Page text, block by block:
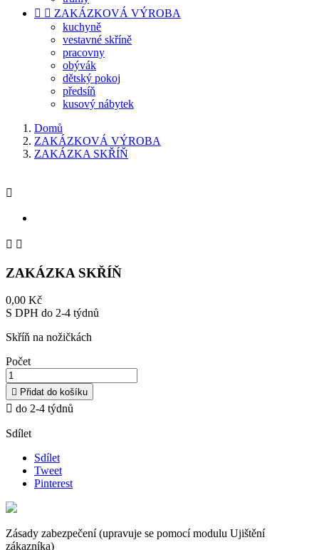
  ZAKÁZKOVÁ VÝROBA
kuchyně
vestavné skříně
pracovny
obývák
dětský pokoj
předsíň
kusový nábytek
Domů
ZAKÁZKOVÁ VÝROBA
ZAKÁZKA SKŘÍŇ

 
ZAKÁZKA SKŘÍŇ
0,00 Kč
S DPH do 2-4 týdnů
Skříň na nožičkách
Počet
 Přidat do košíku
 do 2-4 týdnů
Sdílet
Sdílet
Tweet
Pinterest
Zásady zabezpečení (upravuje se pomocí modulu Ujištění
zákazníka)